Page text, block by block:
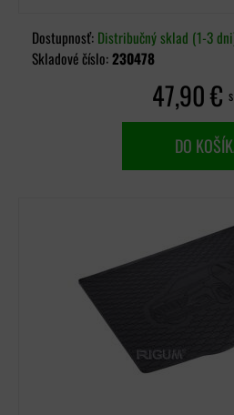
Dostupnosť: Distribučný sklad (1-3
Skladové číslo:230478
47,90 €
DO